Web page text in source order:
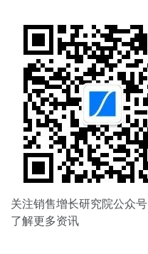
关注销售增长研究院公众号
了解更多资讯